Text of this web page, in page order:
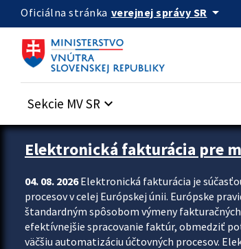
Preskocit na hlavný obsah
Oficiálna stránka verejnej správy SR arrow_drop_down
Sekcie MV SR keyboard_arrow_down
Zastavit automatický posun upútavok
Elektronická fakturácia pre
04. 08. 2026Elektronická fakturácia je
procesov v celej Európskej únii. Európske
štandardným spôsobom výmeny
efektívnejšie spracovanie faktúr, obmedziť
väčšiu automatizáciu účtovných procesov.